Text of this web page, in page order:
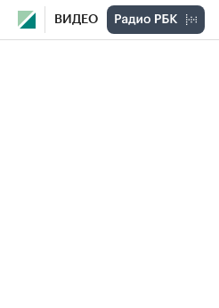
ВИДЕО